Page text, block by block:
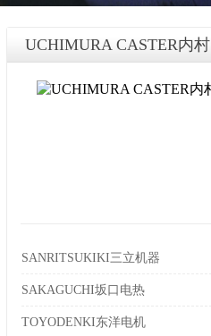
UCHIMURA CASTER内村
SANRITSUKIKI三立机器
SAKAGUCHI坂口电热
TOYODENKI东洋电机